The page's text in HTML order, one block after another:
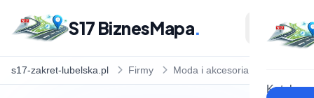
S17 BiznesMapa.
Katalog
s17-zakret-lubelska.pl Firmy Moda i akcesoria